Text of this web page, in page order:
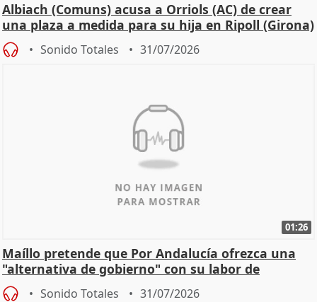
Albiach (Comuns) acusa a Orriols (AC) de crear
una plaza a medida para su hija en Ripoll (Girona)
Sonido Totales 31/07/2026
01:26
Maíllo pretende que Por Andalucía ofrezca una
"alternativa de gobierno" con su labor de
oposición
Sonido Totales 31/07/2026